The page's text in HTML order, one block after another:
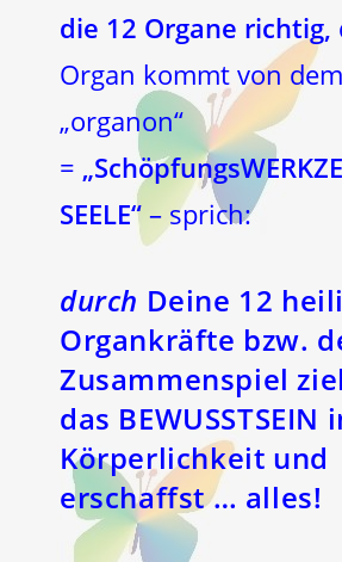
die 12 Organe richtig,
Organ kommt von
„organon“
=
SEELE“ – sprich:
durch Deine 12
Organkräfte bzw.
Zusammenspiel
das BEWUSSTSEIN
Körperlichkeit und
erschaffst … alles!